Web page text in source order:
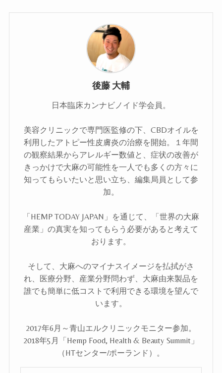
後藤 大輔
日本臨床カンナビノイド学会員。
美容クリニックで専門医監修の下、CBDオイルを
利用したアトピー性皮膚炎の治療を開始。１年間
の観察結果からアレルギー数値と、症状の改善が
きっかけで大麻の可能性を一人でも多くの方々に
知ってもらいたいと思い立ち、編集局員として参
加。
「HEMP TODAY JAPAN」を通じて、「世界の大麻
産業」の真実を知ってもらう必要があると考えて
おります。
そして、大麻へのマイナスイメージを払拭がさ
れ、医療分野、産業分野問わず、大麻由来製品を
誰でも簡単に低コストで利用できる環境を望んで
います。
2017年6月～青山エルクリニックモニター参加。
2018年5月「Hemp Food, Health & Beauty Summit」
（HTセンター/ポーランド）。